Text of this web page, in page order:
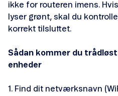
ikke for routeren imens.
lyser grønt, skal du
korrekt tilsluttet.
Sådan kommer du
enheder
1. Find dit netværksnavn